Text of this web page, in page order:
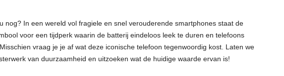
nog? In een wereld vol fragiele en snel verouderende smartphones staat de
voor een tijdperk waarin de batterij eindeloos leek te duren en telefoons
vraag je je af wat deze iconische telefoon tegenwoordig kost. Laten we
van duurzaamheid en uitzoeken wat de huidige waarde ervan is!